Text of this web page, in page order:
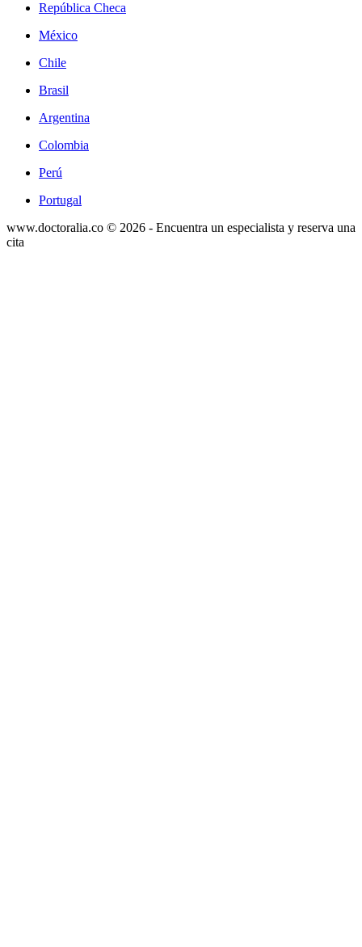
República Checa
México
Chile
Brasil
Argentina
Colombia
Perú
Portugal
www.doctoralia.co © 2026 - Encuentra un especialista y reserva una
cita